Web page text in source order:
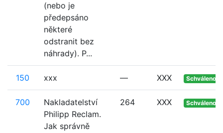
(nebo je
předepsáno
některé
odstranit bez
náhrady). P...
150 xxx — XXX Schváleno
700
Nakladatelství
Philipp Reclam.
Jak správně
264 XXX Schváleno